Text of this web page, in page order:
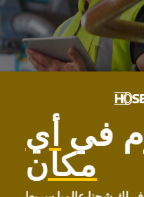
فيأي
مكان